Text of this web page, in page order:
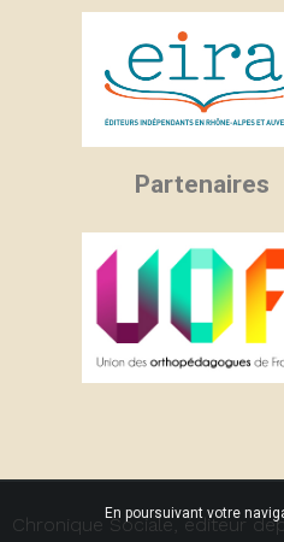
Partenaires
Chronique Sociale, éditeur
En poursuivant votre